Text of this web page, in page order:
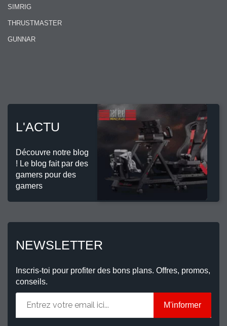
SIMRIG
THRUSTMASTER
GUNNAR
L'ACTU
Découvre notre blog
! Le blog fait par des
gamers pour des
gamers
NEWSLETTER
Inscris-toi pour profiter des bons plans. Offres, promos,
conseils.
M'informer